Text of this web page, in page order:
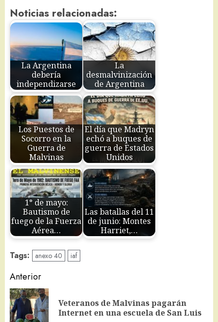
Noticias relacionadas:
La Argentina
debería
independizarse
La
desmalvinización
de Argentina
Los Puestos de
Socorro en la
Guerra de
Malvinas
El día que Madryn
echó a buques de
guerra de Estados
Unidos
1° de mayo:
Bautismo de
fuego de la Fuerza
Aérea…
Las batallas del 11
de junio: Montes
Harriet,…
Tags: anexo 40 iaf
Navegación
de
entradas
Anterior
Veteranos de Malvinas pagarán
Internet en una escuela de San Luis